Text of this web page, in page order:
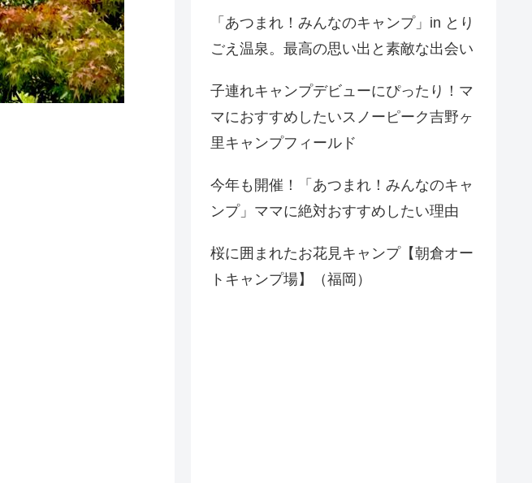
「あつまれ！みんなのキャンプ」in とり
ごえ温泉。最高の思い出と素敵な出会い
子連れキャンプデビューにぴったり！マ
マにおすすめしたいスノーピーク吉野ヶ
里キャンプフィールド
今年も開催！「あつまれ！みんなのキャ
ンプ」ママに絶対おすすめしたい理由
桜に囲まれたお花見キャンプ【朝倉オー
トキャンプ場】（福岡）